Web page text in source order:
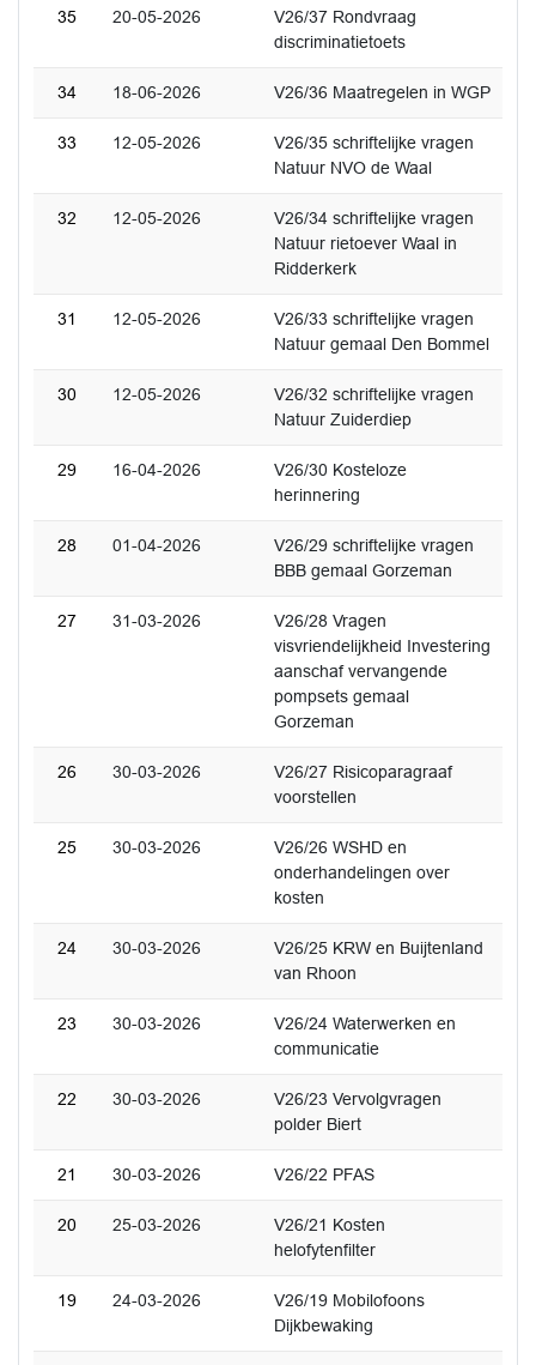
35 20-05-2026
V26/37 Rondvraag
discriminatietoets
34 18-06-2026 V26/36 Maatregelen in WGP
33 12-05-2026
V26/35 schriftelijke vragen
Natuur NVO de Waal
32 12-05-2026
V26/34 schriftelijke vragen
Natuur rietoever Waal in
Ridderkerk
31 12-05-2026
V26/33 schriftelijke vragen
Natuur gemaal Den Bommel
30 12-05-2026
V26/32 schriftelijke vragen
Natuur Zuiderdiep
29 16-04-2026
V26/30 Kosteloze
herinnering
28 01-04-2026
V26/29 schriftelijke vragen
BBB gemaal Gorzeman
27 31-03-2026
V26/28 Vragen
visvriendelijkheid Investering
aanschaf vervangende
pompsets gemaal
Gorzeman
26 30-03-2026
V26/27 Risicoparagraaf
voorstellen
25 30-03-2026
V26/26 WSHD en
onderhandelingen over
kosten
24 30-03-2026
V26/25 KRW en Buijtenland
van Rhoon
23 30-03-2026
V26/24 Waterwerken en
communicatie
22 30-03-2026
V26/23 Vervolgvragen
polder Biert
21 30-03-2026 V26/22 PFAS
20 25-03-2026
V26/21 Kosten
helofytenfilter
19 24-03-2026
V26/19 Mobilofoons
Dijkbewaking